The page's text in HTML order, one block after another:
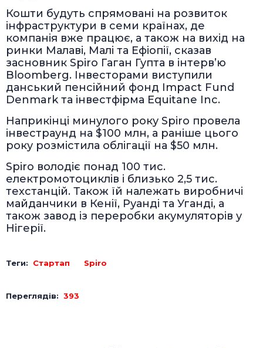
Кошти будуть спрямовані на розвиток
інфраструктури в семи країнах, де
компанія вже працює, а також на вихід на
ринки Малаві, Малі та Ефіопії, сказав
засновник Spiro Гаган Гупта в інтерв’ю
Bloomberg. Інвесторами виступили
данський пенсійний фонд Impact Fund
Denmark та інвестфірма Equitane Inc.
Наприкінці минулого року Spiro провела
інвестраунд на $100 млн, а раніше цього
року розмістила облігації на $50 млн.
Spiro володіє понад 100 тис.
електромотоциклів і близько 2,5 тис.
техстанцій. Також їй належать виробничі
майданчики в Кенії, Руанді та Уганді, а
також завод із переробки акумуляторів у
Нігерії.
Теги: Стартап Spiro
Переглядів: 393